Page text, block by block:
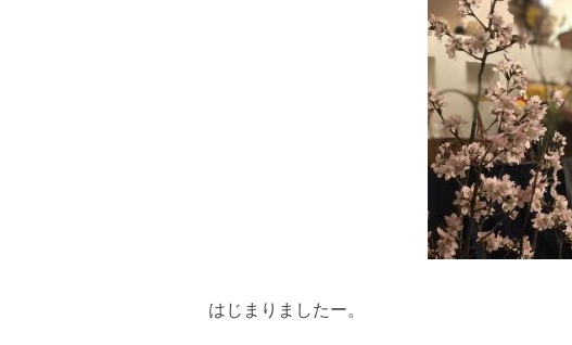
はじまりましたー。